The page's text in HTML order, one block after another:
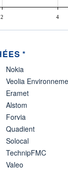
2 4
*
Nokia
Veolia
Eramet
Alstom
Forvia
Quadient
Solocal
TechnipFMC
Valeo